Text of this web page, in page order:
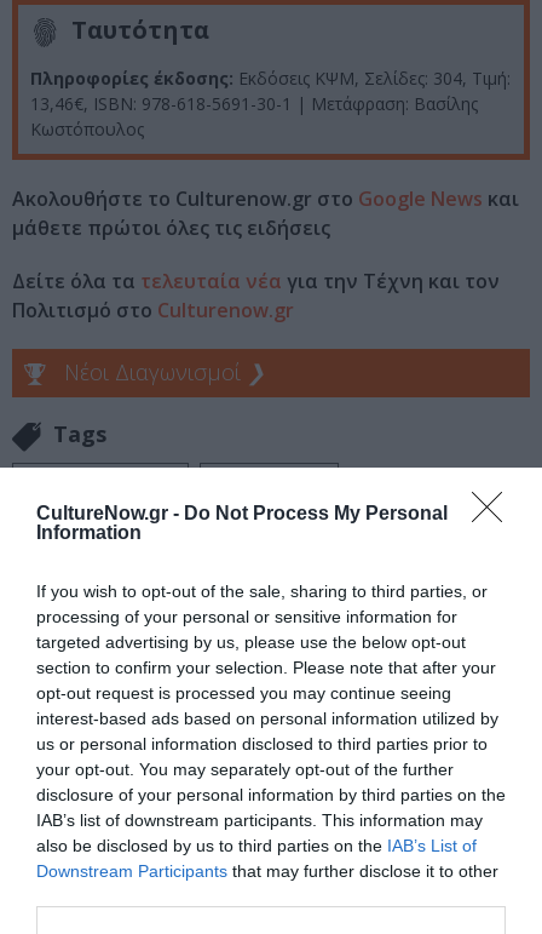
CultureNow.gr - Do Not Process My Personal
Information
If you wish to opt-out of the sale, sharing to third parties, or
processing of your personal or sensitive information for
targeted advertising by us, please use the below opt-out
section to confirm your selection. Please note that after your
opt-out request is processed you may continue seeing
interest-based ads based on personal information utilized by
us or personal information disclosed to third parties prior to
your opt-out. You may separately opt-out of the further
disclosure of your personal information by third parties on the
IAB’s list of downstream participants. This information may
also be disclosed by us to third parties on the IAB’s List of
Downstream Participants that may further disclose it to other
Ταυτότητα
Πληροφορίες έκδοσης: Εκδόσεις ΚΨΜ, Σελίδες: 304, Tιμή:
13,46€, ISBN: 978-618-5691-30-1 | Μετάφραση: Βασίλης
Κωστόπουλος
Ακολουθήστε το Culturenow.gr στο Google News και
μάθετε πρώτοι όλες τις ειδήσεις
Δείτε όλα τα τελευταία νέα για την Τέχνη και τον
Πολιτισμό στο Culturenow.gr
Νέοι Διαγωνισμοί ❯
Tags
Κάθε βδομάδα στο e-mail σας τα τελευταία νέα για
την Τέχνη και τον Πολιτισμό!
Ακολουθήστε το Culturenow.gr
Σχετικά Άρθρα